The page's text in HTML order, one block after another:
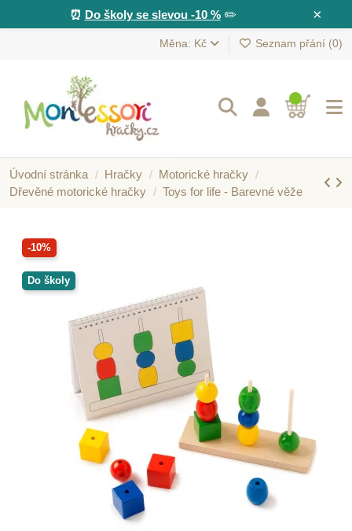
×
⏰ Do školy se slevou -10 %✏️
Měna: Kč Seznam přání (0)
Úvodní stránka Hračky
Motorické hračky
Dřevěné motorické hračky
Toys for life - Barevné věže
-10%
Do školy